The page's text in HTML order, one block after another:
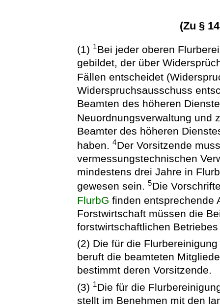
(Zu §
(1) 1Bei jeder oberen
gebildet, der über
Fällen entscheidet
Widerspruchsausschuss
Beamten des höheren
Neuordnungsverwaltung und
Beamter des höheren
haben.4Der Vorsitzende
vermessungstechnischen
mindestens drei Jahre in
gewesen sein.5Die
FlurbG finden entsprechende
Forstwirtschaft müssen die
forstwirtschaftlichen
(2) Die für die
beruft die beamteten
bestimmt deren Vorsitzende.
(3) 1Die für die
stellt im Benehmen mit den